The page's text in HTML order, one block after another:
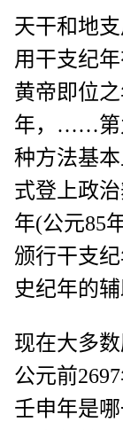
天干和地
用干支纪
黄帝即位
年，……第
种方法基
式登上政
年(公元85
颁行干支
史纪年的
现在大多
公元前
壬申年是